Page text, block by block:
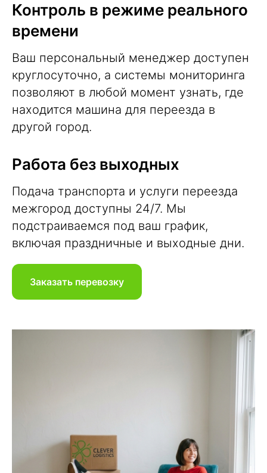
Контроль в режиме реального
времени
Ваш персональный менеджер доступен
круглосуточно, а системы мониторинга
позволяют в любой момент узнать, где
находится машина для переезда в
другой город.
Работа без выходных
Подача транспорта и услуги переезда
межгород доступны 24/7. Мы
подстраиваемся под ваш график,
включая праздничные и выходные дни.
Заказать перевозку